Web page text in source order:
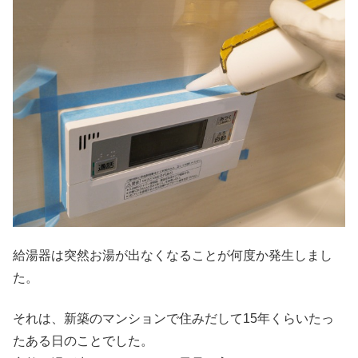
給湯器は突然お湯が出なくなることが何度か発生しまし
た。
それは、新築のマンションで住みだして15年くらいたっ
たある日のことでした。